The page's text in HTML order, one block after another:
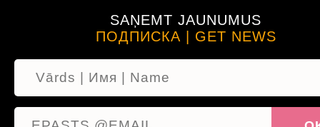
SAŅEMT JAUNUMUS
ПОДПИСКА | GET NEWS